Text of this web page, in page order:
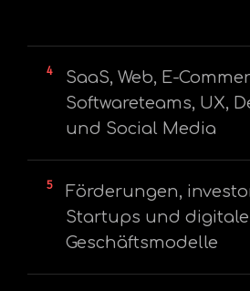
4
SaaS, Web, E-
Softwareteams, UX,
und Social Media
5
Förderungen,
Startups und digitale
Geschäftsmodelle